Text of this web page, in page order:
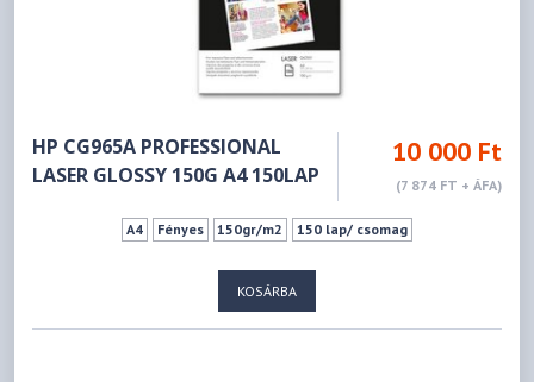
HP CG965A PROFESSIONAL
LASER GLOSSY 150G A4 150LAP
10 000 Ft
(7 874 FT + ÁFA)
A4 Fényes 150gr/m2 150 lap/ csomag
KOSÁRBA